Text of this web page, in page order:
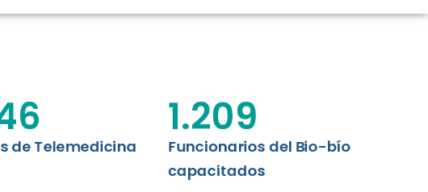
I+D+I+E
de Telemedicina
Funcionarios del Bio-bío
capacitados
1.209